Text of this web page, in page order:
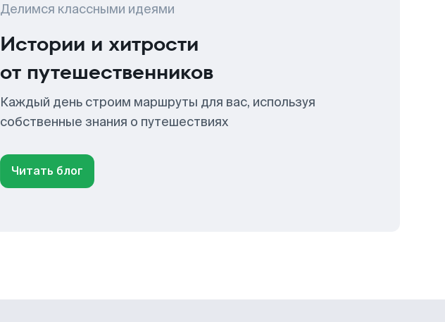
Делимся классными идеями
Истории и хитрости
от путешественников
Каждый день строим маршруты для вас, используя
собственные знания о путешествиях
Читать блог